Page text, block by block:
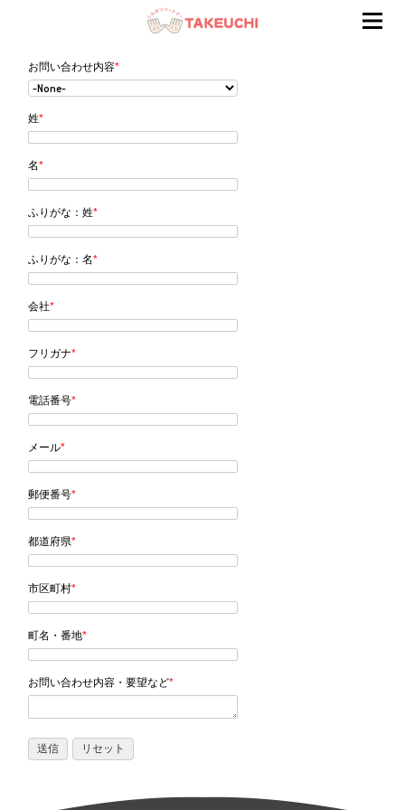
お問い合わせ内容*
姓*
名*
ふりがな：姓*
ふりがな：名*
会社*
フリガナ*
電話番号*
メール*
郵便番号*
都道府県*
市区町村*
町名・番地*
お問い合わせ内容・要望など*